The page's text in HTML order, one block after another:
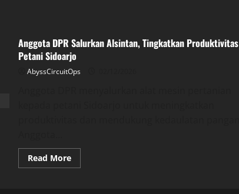
Anggota DPR Salurkan Alsintan, Tingkatkan Produktivitas
Petani Sidoarjo
AbyssCircuitOps
Read MoreRead
more